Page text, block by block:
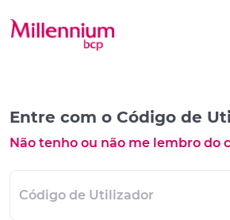
Entre com o Código de
Não tenho ou não me lembro do
Código de Utilizador